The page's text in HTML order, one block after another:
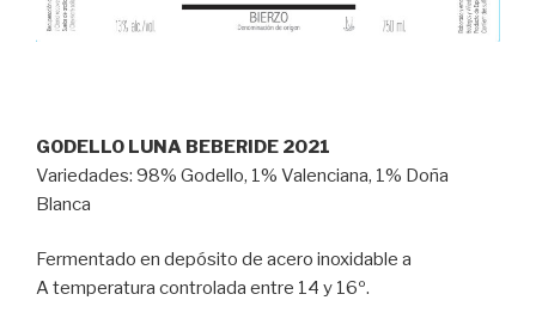
GODELLO LUNA BEBERIDE 2021
Variedades: 98% Godello, 1% Valenciana, 1% Doña
Blanca
Fermentado en depósito de acero inoxidable a
A temperatura controlada entre 14 y 16º.